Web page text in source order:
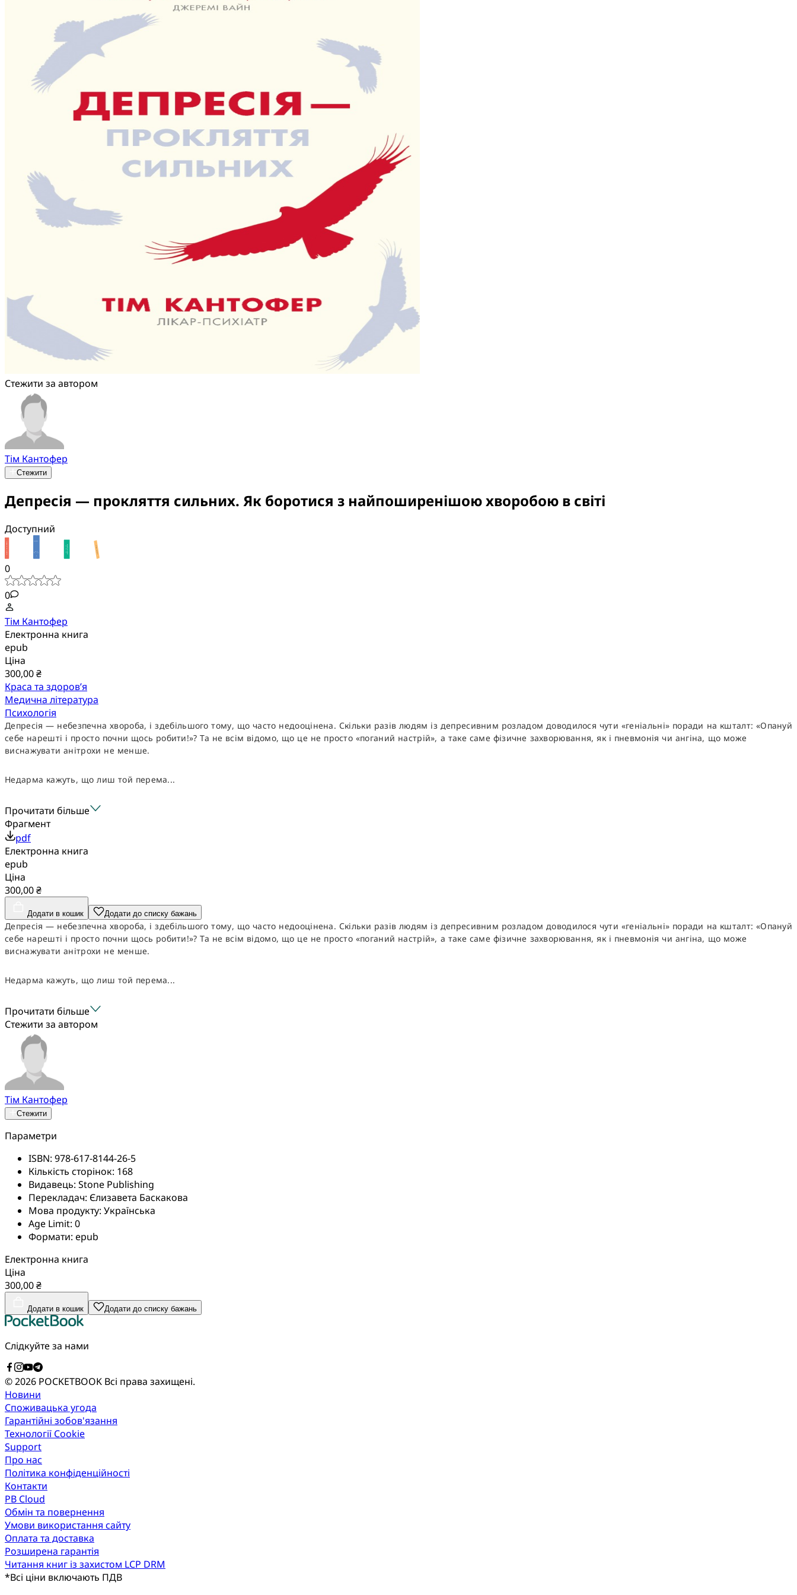
Стежити за автором
Тім Кантофер
Стежити
Депресія — прокляття сильних. Як боротися з найпоширенішою хворобою в світі
Доступний
0
0
Тім Кантофер
Електронна книга
epub
Ціна
300,00 ₴
Краса та здоров’я
Медична література
Психологія
Депресія — небезпечна хвороба, і здебільшого тому, що часто недооцінена. Скільки разів людям із депресивним розладом доводилося чути «геніальні» поради на кшталт: «Опануй
себе нарешті і просто почни щось робити!»? Та не всім відомо, що це не просто «поганий настрій», а таке саме фізичне захворювання, як і пневмонія чи ангіна, що може
виснажувати анітрохи не менше.
Недарма кажуть, що лиш той перема...
Прочитати більше
Фрагмент
pdf
Електронна книга
epub
Ціна
300,00 ₴
Додати в кошик Додати до списку бажань
Депресія — небезпечна хвороба, і здебільшого тому, що часто недооцінена. Скільки разів людям із депресивним розладом доводилося чути «геніальні» поради на кшталт: «Опануй
себе нарешті і просто почни щось робити!»? Та не всім відомо, що це не просто «поганий настрій», а таке саме фізичне захворювання, як і пневмонія чи ангіна, що може
виснажувати анітрохи не менше.
Недарма кажуть, що лиш той перема...
Прочитати більше
Стежити за автором
Тім Кантофер
Стежити
Параметри
ISBN: 978-617-8144-26-5
Кількість сторінок: 168
Видавець: Stone Publishing
Перекладач: Єлизавета Баскакова
Мова продукту: Українська
Age Limit: 0
Формати: epub
Електронна книга
Ціна
300,00 ₴
Додати в кошик Додати до списку бажань
Слідкуйте за нами
© 2026 POCKETBOOK Всі права захищені.
Новини
Споживацька угода
Гарантійні зобов'язання
Технології Cookie
Support
Про нас
Політика конфіденційності
Контакти
PB Cloud
Обмін та повернення
Умови використання сайту
Оплата та доставка
Розширена гарантія
Читання книг із захистом LCP DRM
*Всі ціни включають ПДВ